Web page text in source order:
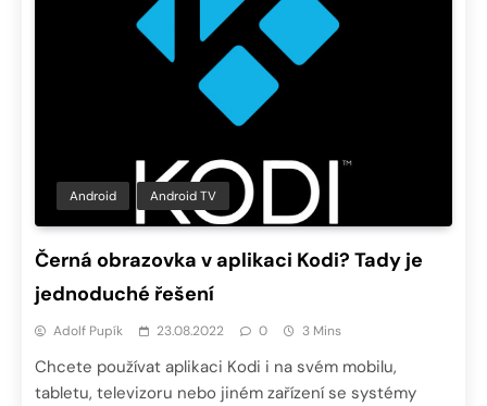
Android Android TV
Černá obrazovka v aplikaci Kodi? Tady je
jednoduché řešení
Adolf Pupík 23.08.2022 0 3 Mins
Chcete používat aplikaci Kodi i na svém mobilu,
tabletu, televizoru nebo jiném zařízení se systémy